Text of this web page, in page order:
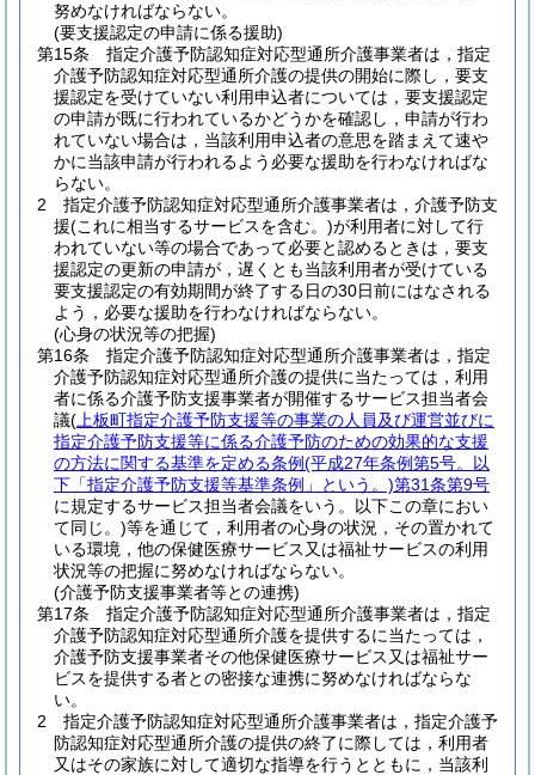
努めなければならない。
(要支援認定の申請に係る援助)
第15条
指定介護予防認知症対応型通所介護事業者は，指定
介護予防認知症対応型通所介護の提供の開始に際し，要支
援認定を受けていない利用申込者については，要支援認定
の申請が既に行われているかどうかを確認し，申請が行わ
れていない場合は，当該利用申込者の意思を踏まえて速や
かに当該申請が行われるよう必要な援助を行わなければな
らない。
2
指定介護予防認知症対応型通所介護事業者は，介護予防支
援(これに相当するサービスを含む。)が利用者に対して行
われていない等の場合であって必要と認めるときは，要支
援認定の更新の申請が，遅くとも当該利用者が受けている
要支援認定の有効期間が終了する日の30日前にはなされる
よう，必要な援助を行わなければならない。
(心身の状況等の把握)
第16条
指定介護予防認知症対応型通所介護事業者は，指定
介護予防認知症対応型通所介護の提供に当たっては，利用
者に係る介護予防支援事業者が開催するサービス担当者会
議( 上板町指定介護予防支援等の事業の人員及び運営並びに
指定介護予防支援等に係る介護予防のための効果的な支援
の方法に関する基準を定める条例(平成27年条例第5号。以
下「指定介護予防支援等基準条例」という。)第31条第9号
に規定するサービス担当者会議をいう。以下この章におい
て同じ。)等を通じて，利用者の心身の状況，その置かれて
いる環境，他の保健医療サービス又は福祉サービスの利用
状況等の把握に努めなければならない。
(介護予防支援事業者等との連携)
第17条
指定介護予防認知症対応型通所介護事業者は，指定
介護予防認知症対応型通所介護を提供するに当たっては，
介護予防支援事業者その他保健医療サービス又は福祉サー
ビスを提供する者との密接な連携に努めなければならな
い。
2
指定介護予防認知症対応型通所介護事業者は，指定介護予
防認知症対応型通所介護の提供の終了に際しては，利用者
又はその家族に対して適切な指導を行うとともに，当該利